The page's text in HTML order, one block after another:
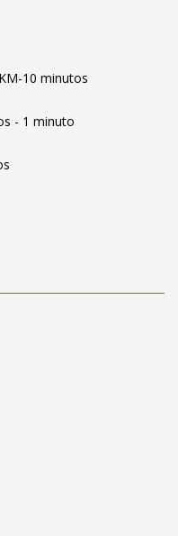
10 minutos
- 1 minuto